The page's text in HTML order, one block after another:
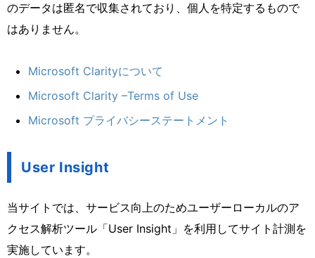
のデータは匿名で収集されており、個人を特定するもので
はありません。
Microsoft Clarityについて
Microsoft Clarity –Terms of Use
Microsoft プライバシーステートメント
User Insight
当サイトでは、サービス向上のためユーザーローカルのア
クセス解析ツール「User Insight」を利用してサイト計測を
実施しています。